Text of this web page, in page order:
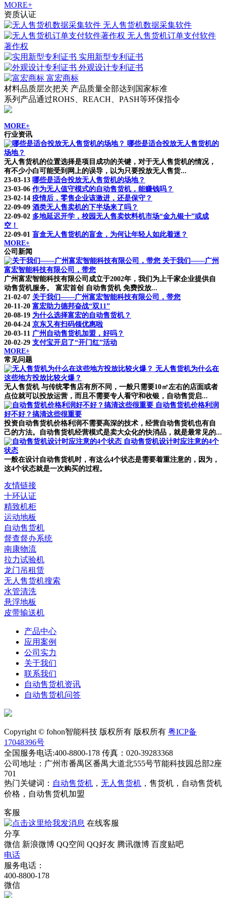
MORE+
资质认证
无人售货机数据采集软件
无人售货机订单支付软件
著作权
实用新型专利证书
外观设计专利证书
富宏商标
材料品质层次把关 产品质量全部达到国家标准
系列产品通过ROHS、REACH、PASH等环保指令
MORE+
行业资讯
哪些是适合投放无人售货机的
场地？
无人售货机的位置选择是项目成功的关键，对于无人售货机的情况，
有不少小白可能受到网上的误导，以为只要投放无人售货...
23-03-13 哪些是适合投放无人售货机的场地？
23-03-06 作为无人值守模式的自动售货机，能赚钱吗？
23-02-14 疫情后，零售企业该激进，还是保守？
22-09-09 酒类无人售卖机的下半场来了吗？
22-09-02 多地延迟开学，校园无人售卖饮料机市场“金九银十”或成
空！
22-09-01 盲盒无人售货机的盲盒，为何让年轻人如此着迷？
MORE+
公司新闻
关于我们——广州
富宏智能科技有限公司，带您
广州富宏智能科技有限公司成立于2002年，我们为上千家企业提供自
动售货机服务。 富宏首创 自动售货机 免费投放...
21-02-07 关于我们——广州富宏智能科技有限公司，带您
20-11-20 富宏助力德邦奋战“双11”
20-08-19 为什么选择富宏的自动售货机？
20-04-24 京东又有扫码领优惠啦
20-03-11 广州自动售货机加盟，好吗？
20-02-29 支付宝开启了“开门红”活动
MORE+
常见问题
无人售货机为什么在
这些地方投放比较火爆？
无人售货机 与传统零售店有所不同，一般只需要10㎡左右的店面或者
点位就可以投放运营，而且不需要专人看守和收银，自动售货启...
自动售货机价格利润
好不好？搞清这些很重要
投资自动售货机价格利润不需要高深的技术，经营自动售货机也有自
己的方法。自动售货机经营模式是卖大众化的快消品，就是最常见的...
自动售货机设计时应注意的4个
状态
一般在设计自动售货机时，有这么4个状态是需要着重注意的，因为，
这4个状态就是一次购买的过程。
友情链接
十环认证
精致机柜
运动地板
自动售货机
督查督办系统
南康物流
拉力试验机
龙门吊租赁
无人售货机搜索
水管清洗
悬浮地板
皮带输送机
产品中心
应用案例
公司实力
关于我们
联系我们
自动售货机资讯
自动售货机问答
Copyright © fohon智能科技 版权所有 版权所有 粤ICP备
17048396号
全国服务电话:400-8800-178 传真：020-39283368
公司地址：广州市番禺区番禺大道北555号节能科技园总部2座
701
热门关键词： 自动售货机 ， 无人售货机 ，售货机，自动售货机
价格，自动售货机加盟
客服
在线客服
分享
微信 新浪微博 QQ空间 QQ好友 腾讯微博 百度贴吧
电话
服务电话：
400-8800-178
微信